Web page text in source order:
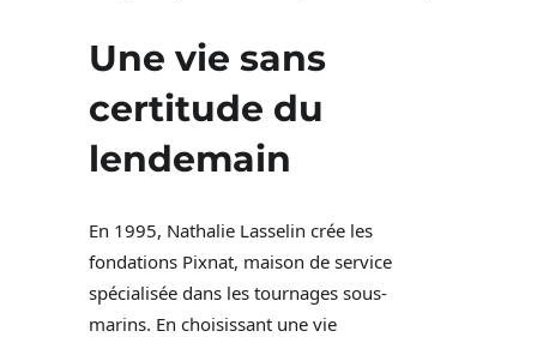
Une vie sans
certitude du
lendemain
En 1995, Nathalie Lasselin crée les
fondations Pixnat, maison de service
spécialisée dans les tournages sous-
marins. En choisissant une vie